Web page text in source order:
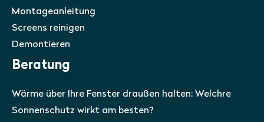
Montageanleitung
Screens reinigen
Demontieren
Beratung
Wärme über Ihre Fenster draußen halten: Welchre
Sonnenschutz wirkt am besten?